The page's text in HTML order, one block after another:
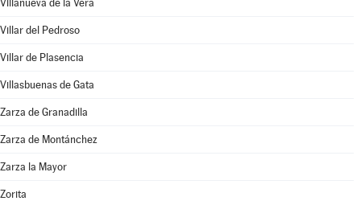
Villanueva de la Vera
Villar del Pedroso
Villar de Plasencia
Villasbuenas de Gata
Zarza de Granadilla
Zarza de Montánchez
Zarza la Mayor
Zorita